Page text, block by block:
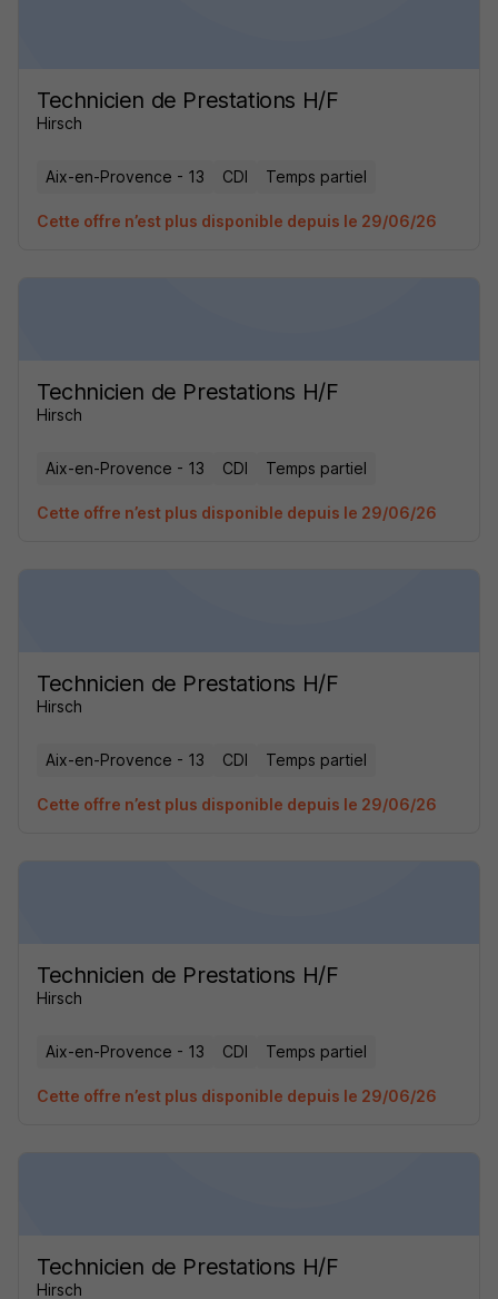
Technicien de Prestations H/F
Hirsch
Aix-en-Provence - 13 CDI Temps partiel
Cette offre n’est plus disponible depuis le 29/06/26
Technicien de Prestations H/F
Hirsch
Aix-en-Provence - 13 CDI Temps partiel
Cette offre n’est plus disponible depuis le 29/06/26
Technicien de Prestations H/F
Hirsch
Aix-en-Provence - 13 CDI Temps partiel
Cette offre n’est plus disponible depuis le 29/06/26
Technicien de Prestations H/F
Hirsch
Aix-en-Provence - 13 CDI Temps partiel
Cette offre n’est plus disponible depuis le 29/06/26
Technicien de Prestations H/F
Hirsch